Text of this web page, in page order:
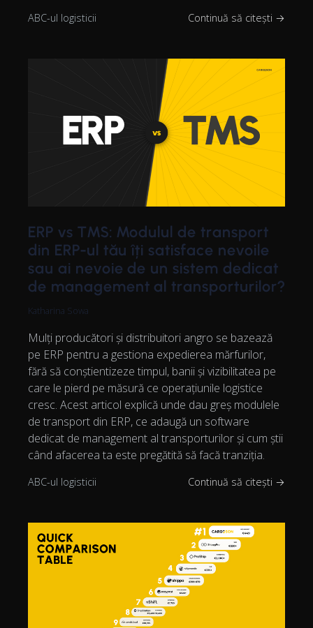
ABC-ul logisticii Continuă să citești →
ERP vs TMS: Modulul de transport
din ERP-ul tău îți satisface nevoile
sau ai nevoie de un sistem dedicat
de management al transporturilor?
Katharina Sowa
Mulți producători și distribuitori angro se bazează
pe ERP pentru a gestiona expedierea mărfurilor,
fără să conștientizeze timpul, banii și vizibilitatea pe
care le pierd pe măsură ce operațiunile logistice
cresc. Acest articol explică unde dau greș modulele
de transport din ERP, ce adaugă un software
dedicat de management al transporturilor și cum știi
când afacerea ta este pregătită să facă tranziția.
ABC-ul logisticii Continuă să citești →